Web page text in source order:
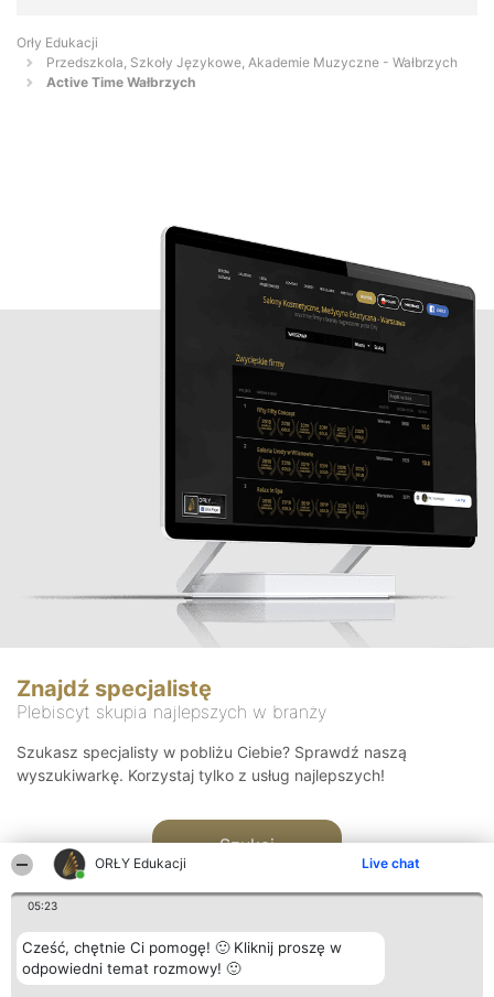
ORŁY Edukacji Live chat
05:23
Cześć, chętnie Ci pomogę! 🙂 Kliknij proszę w
odpowiedni temat rozmowy! 🙂
Orły Edukacji
Przedszkola, Szkoły Językowe, Akademie Muzyczne - Wałbrzych
Active Time Wałbrzych
Znajdź specjalistę
Plebiscyt skupia najlepszych w branży
Szukasz specjalisty w pobliżu Ciebie? Sprawdź naszą
wyszukiwarkę. Korzystaj tylko z usług najlepszych!
Szukaj